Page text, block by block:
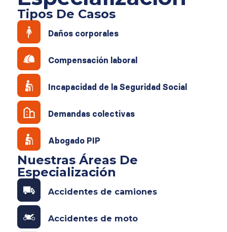
Tipos De Casos
Daños corporales
Compensación laboral
Incapacidad de la Seguridad Social
Demandas colectivas
Abogado PIP
Nuestras Áreas De
Especialización
Accidentes de camiones
Accidentes de moto